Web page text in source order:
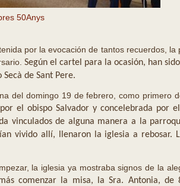
50Anys
por la evocación de tantos recuerdos,
Según el cartel para la ocasión, han
de Sant Pere.
del domingo 19 de febrero, como primero
por el obispo Salvador y concelebrada por
vinculados de alguna manera a la
vivido allí, llenaron la iglesia a rebosar.
la iglesia ya mostraba signos de la
comenzar la misa, la Sra. Antonia, de